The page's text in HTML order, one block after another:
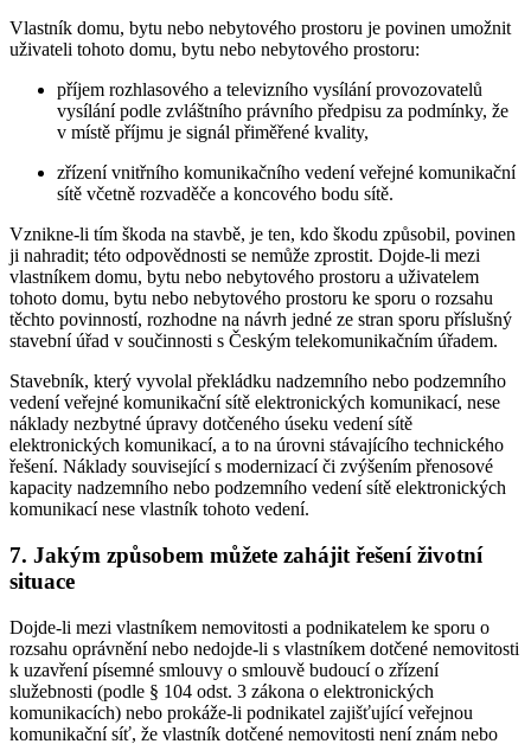
Vlastník domu, bytu nebo nebytového prostoru je povinen umožnit
uživateli tohoto domu, bytu nebo nebytového prostoru:
příjem rozhlasového a televizního vysílání provozovatelů
vysílání podle zvláštního právního předpisu za podmínky, že
v místě příjmu je signál přiměřené kvality,
zřízení vnitřního komunikačního vedení veřejné komunikační
sítě včetně rozvaděče a koncového bodu sítě.
Vznikne-li tím škoda na stavbě, je ten, kdo škodu způsobil, povinen
ji nahradit; této odpovědnosti se nemůže zprostit. Dojde-li mezi
vlastníkem domu, bytu nebo nebytového prostoru a uživatelem
tohoto domu, bytu nebo nebytového prostoru ke sporu o rozsahu
těchto povinností, rozhodne na návrh jedné ze stran sporu příslušný
stavební úřad v součinnosti s Českým telekomunikačním úřadem.
Stavebník, který vyvolal překládku nadzemního nebo podzemního
vedení veřejné komunikační sítě elektronických komunikací, nese
náklady nezbytné úpravy dotčeného úseku vedení sítě
elektronických komunikací, a to na úrovni stávajícího technického
řešení. Náklady související s modernizací či zvýšením přenosové
kapacity nadzemního nebo podzemního vedení sítě elektronických
komunikací nese vlastník tohoto vedení.
7. Jakým způsobem můžete zahájit řešení životní
situace
Dojde-li mezi vlastníkem nemovitosti a podnikatelem ke sporu o
rozsahu oprávnění nebo nedojde-li s vlastníkem dotčené nemovitosti
k uzavření písemné smlouvy o smlouvě budoucí o zřízení
služebnosti (podle § 104 odst. 3 zákona o elektronických
komunikacích) nebo prokáže-li podnikatel zajišťující veřejnou
komunikační síť, že vlastník dotčené nemovitosti není znám nebo